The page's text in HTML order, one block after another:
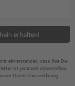
erhalten!
ein­ver­standen, dass Ihre Da­
ist jeder­zeit ab­bestel­lbar.
Daten­schutz­erklärung